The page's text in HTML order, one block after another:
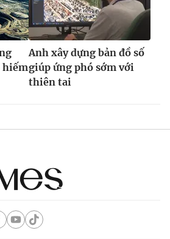
hiếm
Anh xây dựng bản đồ số
giúp ứng phó sớm với
thiên tai